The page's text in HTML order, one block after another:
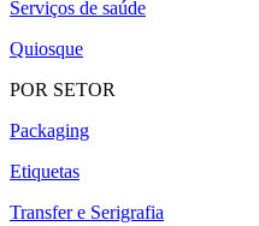
Serviços de saúde
Quiosque
POR SETOR
Packaging
Etiquetas
Transfer e Serigrafia